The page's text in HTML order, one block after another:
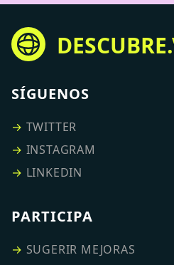
SÍGUENOS
→ TWITTER
→ INSTAGRAM
→ LINKEDIN
PARTICIPA
→ SUGERIR MEJORAS